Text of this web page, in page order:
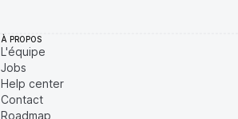
À PROPOS
L'équipe
Jobs
Help center
Contact
Roadmap